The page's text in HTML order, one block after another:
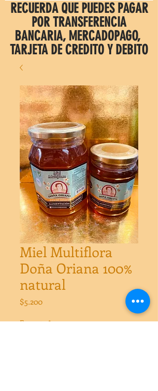
RECUERDA QUE PUEDES PAGAR
POR TRANSFERENCIA
BANCARIA, MERCADOPAGO,
TARJETA DE CREDITO Y DEBITO
Miel Multiflora
Doña Oriana 100%
natural
$5.200Precio
Formato *